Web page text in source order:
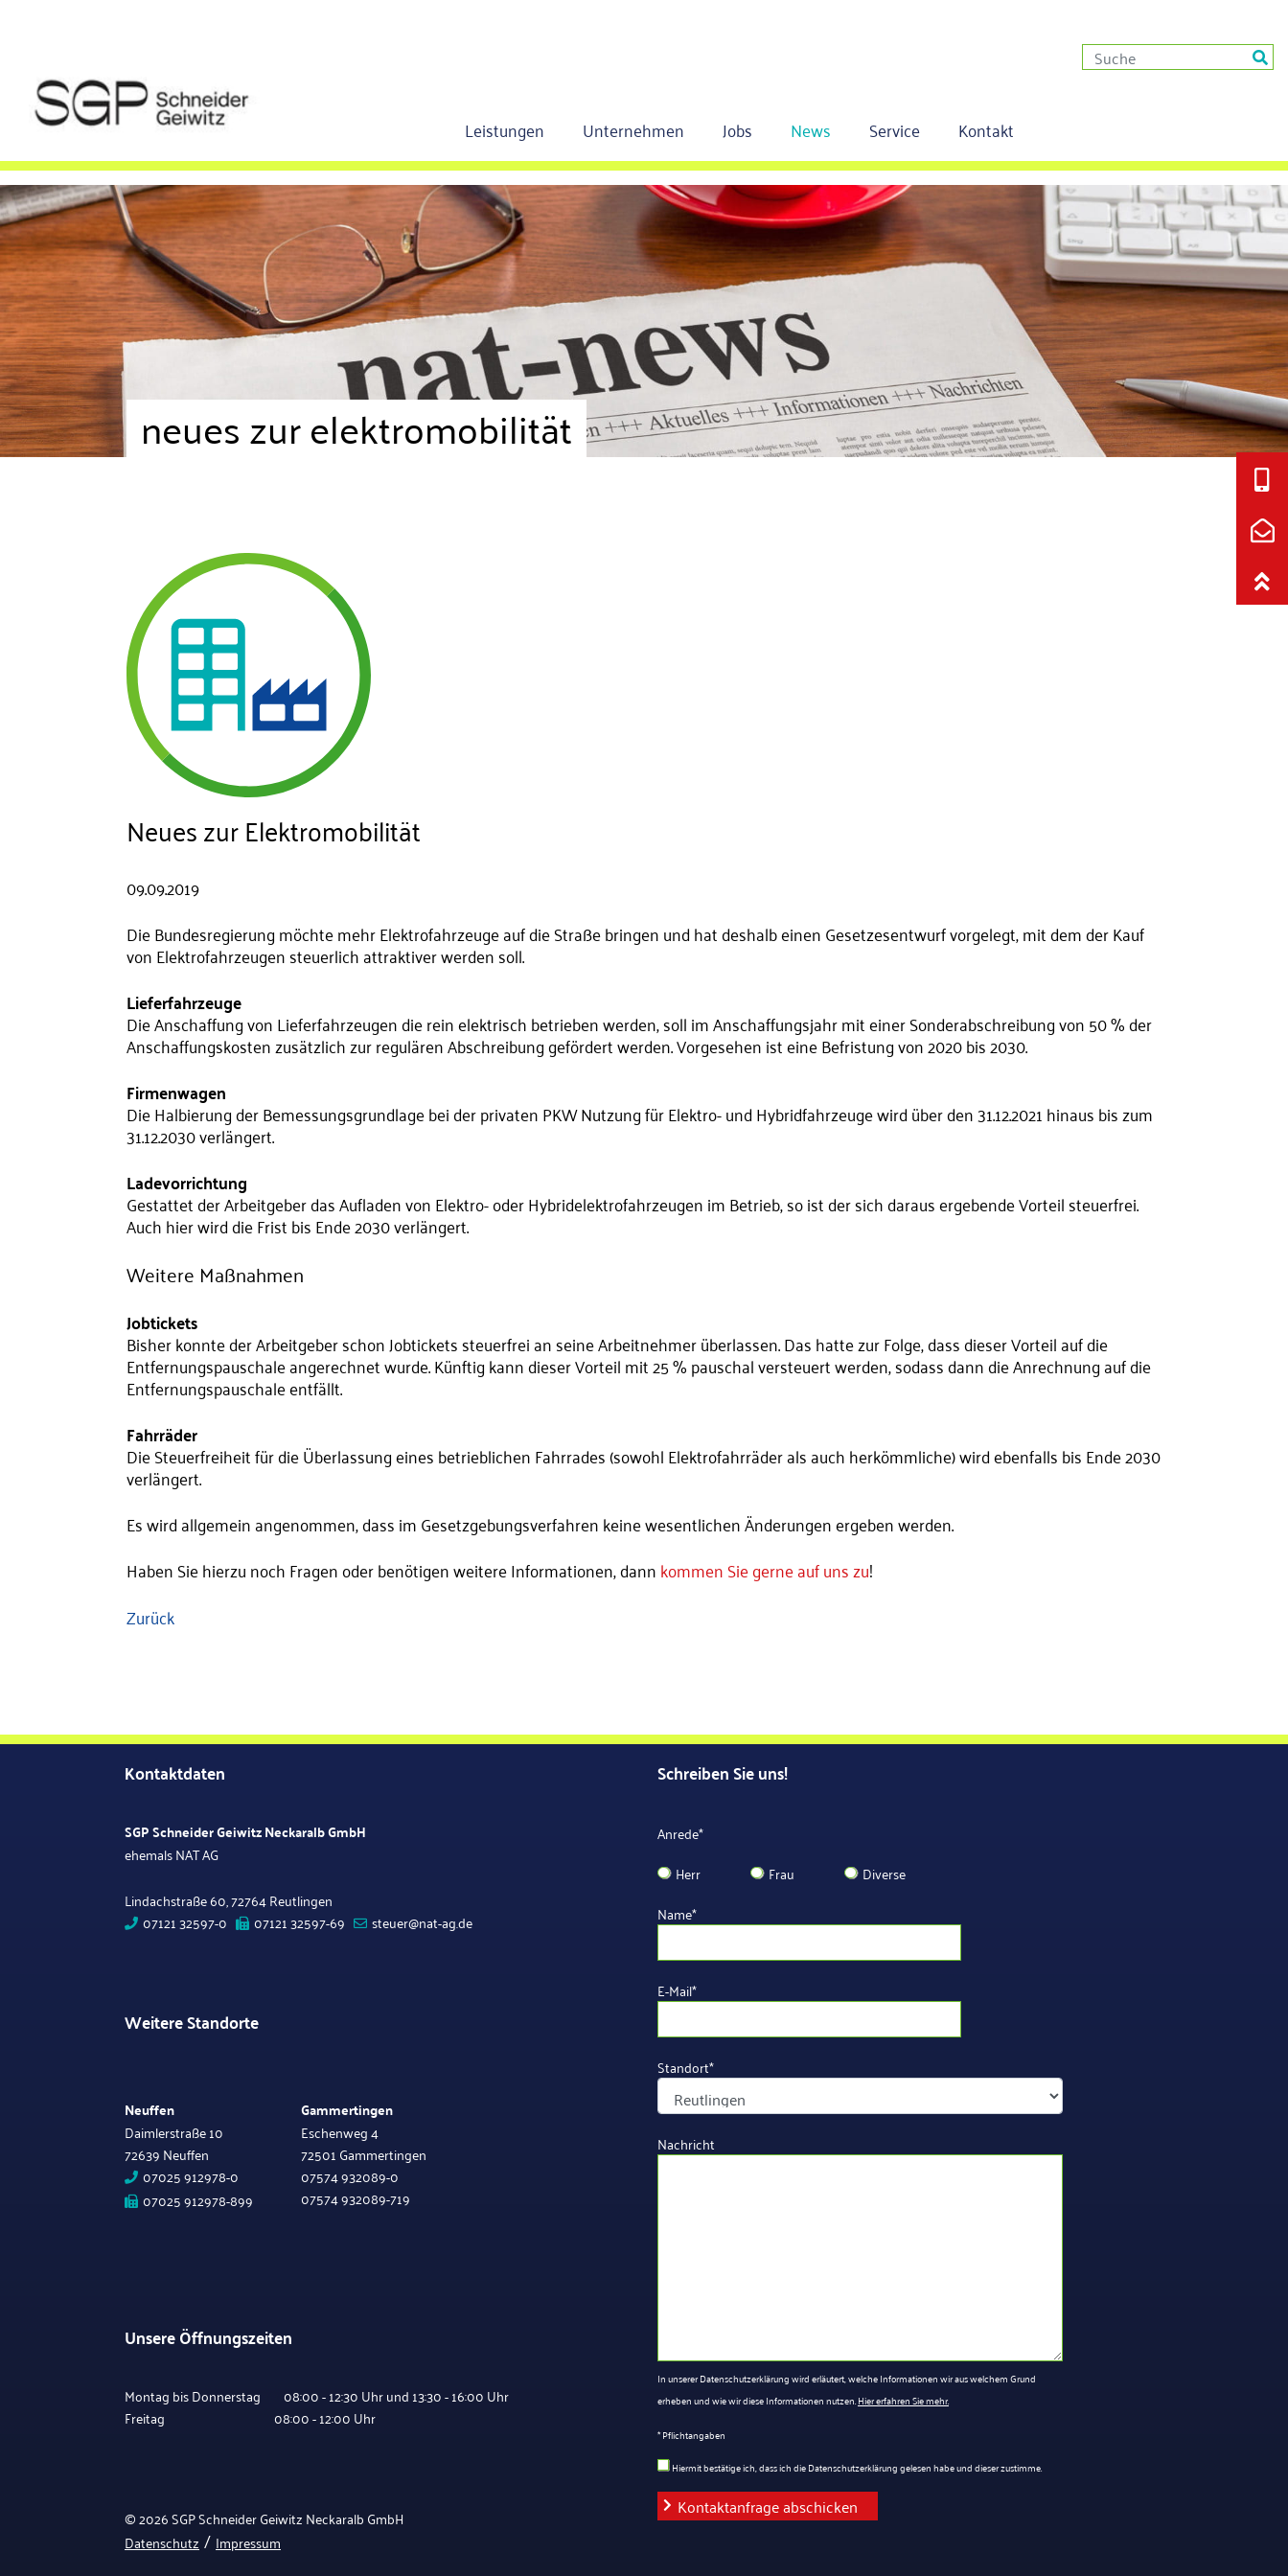
Leistungen Unternehmen Jobs News Service Kontakt
neues zur elektromobilität
Neues zur Elektromobilität
09.09.2019
Die Bundesregierung möchte mehr Elektrofahrzeuge auf die Straße bringen und hat deshalb einen Gesetzesentwurf vorgelegt, mit dem der Kauf
von Elektrofahrzeugen steuerlich attraktiver werden soll.
Lieferfahrzeuge
Die Anschaffung von Lieferfahrzeugen die rein elektrisch betrieben werden, soll im Anschaffungsjahr mit einer Sonderabschreibung von 50 % der
Anschaffungskosten zusätzlich zur regulären Abschreibung gefördert werden. Vorgesehen ist eine Befristung von 2020 bis 2030.
Firmenwagen
Die Halbierung der Bemessungsgrundlage bei der privaten PKW Nutzung für Elektro- und Hybridfahrzeuge wird über den 31.12.2021 hinaus bis zum
31.12.2030 verlängert.
Ladevorrichtung
Gestattet der Arbeitgeber das Aufladen von Elektro- oder Hybridelektrofahrzeugen im Betrieb, so ist der sich daraus ergebende Vorteil steuerfrei.
Auch hier wird die Frist bis Ende 2030 verlängert.
Weitere Maßnahmen
Jobtickets
Bisher konnte der Arbeitgeber schon Jobtickets steuerfrei an seine Arbeitnehmer überlassen. Das hatte zur Folge, dass dieser Vorteil auf die
Entfernungspauschale angerechnet wurde. Künftig kann dieser Vorteil mit 25 % pauschal versteuert werden, sodass dann die Anrechnung auf die
Entfernungspauschale entfällt.
Fahrräder
Die Steuerfreiheit für die Überlassung eines betrieblichen Fahrrades (sowohl Elektrofahrräder als auch herkömmliche) wird ebenfalls bis Ende 2030
verlängert.
Es wird allgemein angenommen, dass im Gesetzgebungsverfahren keine wesentlichen Änderungen ergeben werden.
Haben Sie hierzu noch Fragen oder benötigen weitere Informationen, dannkommen Sie gerne auf uns zu!
Zurück
Schreiben Sie uns!
Anrede*
Herr
Frau
Diverse
Name*
E-Mail*
Standort*
Nachricht
In unserer Datenschutzerklärung wird erläutert, welche Informationen wir aus welchem Grund
erheben und wie wir diese Informationen nutzen.Hier erfahren Sie mehr.
* Pflichtangaben
Hiermit bestätige ich, dass ich die Datenschutzerklärung gelesen habe und dieser zustimme.
Kontaktdaten
SGP Schneider Geiwitz Neckaralb GmbH
ehemals NAT AG
Lindachstraße 60, 72764 Reutlingen
07121 32597-0
07121 32597-69 steuer@nat-ag.de
Weitere Standorte
Neuffen
Daimlerstraße 10
72639 Neuffen
07025 912978-0
07025 912978-899
Gammertingen
Eschenweg 4
72501 Gammertingen
07574 932089-0
07574 932089-719
Unsere Öffnungszeiten
Montag bis Donnerstag 08:00 - 12:30 Uhr und 13:30 - 16:00 Uhr
Freitag 08:00 - 12:00 Uhr
© 2026 SGP Schneider Geiwitz Neckaralb GmbH
Datenschutz / Impressum